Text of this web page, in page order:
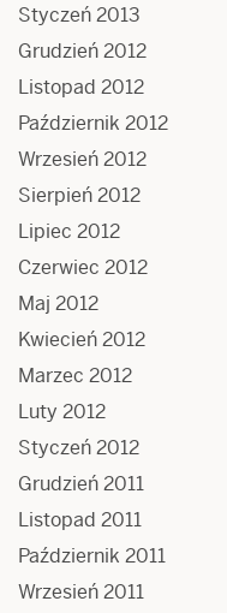
Styczeń 2013
Grudzień 2012
Listopad 2012
Październik 2012
Wrzesień 2012
Sierpień 2012
Lipiec 2012
Czerwiec 2012
Maj 2012
Kwiecień 2012
Marzec 2012
Luty 2012
Styczeń 2012
Grudzień 2011
Listopad 2011
Październik 2011
Wrzesień 2011